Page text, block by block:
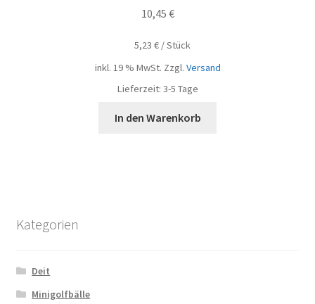
10,45 €
5,23€ /Stück
inkl. 19 % MwSt. Zzgl. Versand
Lieferzeit: 3-5 Tage
In den Warenkorb
Kategorien
Deit
Minigolfbälle